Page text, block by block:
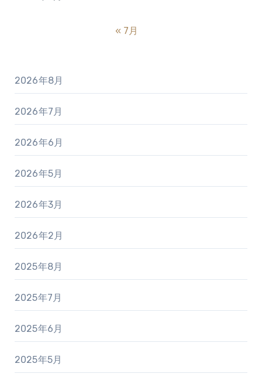
« 7月
2026年8月
2026年7月
2026年6月
2026年5月
2026年3月
2026年2月
2025年8月
2025年7月
2025年6月
2025年5月